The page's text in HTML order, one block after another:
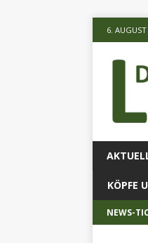
6.
KÖPFE
NEWS-